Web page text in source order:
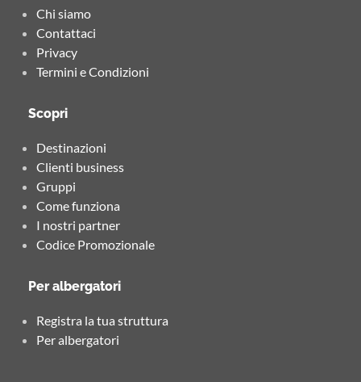
Chi siamo
Contattaci
Privacy
Termini e Condizioni
Scopri
Destinazioni
Clienti business
Gruppi
Come funziona
I nostri partner
Codice Promozionale
Per albergatori
Registra la tua struttura
Per albergatori